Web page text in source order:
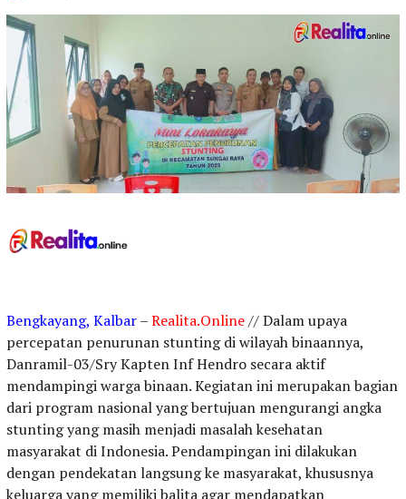
Bengkayang, Kalbar–Realita.Online// Dalam upaya
percepatan penurunan stunting di wilayah binaannya,
Danramil-03/Sry Kapten Inf Hendro secara aktif
mendampingi warga binaan. Kegiatan ini merupakan bagian
dari program nasional yang bertujuan mengurangi angka
stunting yang masih menjadi masalah kesehatan
masyarakat di Indonesia. Pendampingan ini dilakukan
dengan pendekatan langsung ke masyarakat, khususnya
keluarga yang memiliki balita agar mendapatkan